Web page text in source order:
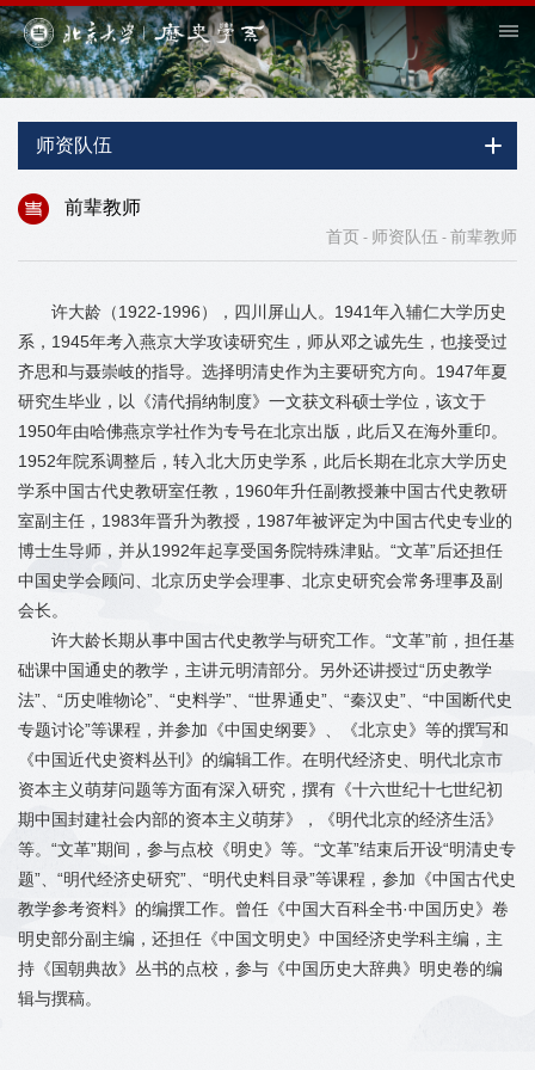
师资队伍
前辈教师
首页 - 师资队伍 - 前辈教师
许大龄（1922-1996），四川屏山人。1941年入辅仁大学历史
系，1945年考入燕京大学攻读研究生，师从邓之诚先生，也接受过
齐思和与聂崇岐的指导。选择明清史作为主要研究方向。1947年夏
研究生毕业，以《清代捐纳制度》一文获文科硕士学位，该文于
1950年由哈佛燕京学社作为专号在北京出版，此后又在海外重印。
1952年院系调整后，转入北大历史学系，此后长期在北京大学历史
学系中国古代史教研室任教，1960年升任副教授兼中国古代史教研
室副主任，1983年晋升为教授，1987年被评定为中国古代史专业的
博士生导师，并从1992年起享受国务院特殊津贴。“文革”后还担任
中国史学会顾问、北京历史学会理事、北京史研究会常务理事及副
会长。
许大龄长期从事中国古代史教学与研究工作。“文革”前，担任基
础课中国通史的教学，主讲元明清部分。另外还讲授过“历史教学
法”、“历史唯物论”、“史料学”、“世界通史”、“秦汉史”、“中国断代史
专题讨论”等课程，并参加《中国史纲要》、《北京史》等的撰写和
《中国近代史资料丛刊》的编辑工作。在明代经济史、明代北京市
资本主义萌芽问题等方面有深入研究，撰有《十六世纪十七世纪初
期中国封建社会内部的资本主义萌芽》，《明代北京的经济生活》
等。“文革”期间，参与点校《明史》等。“文革”结束后开设“明清史专
题”、“明代经济史研究”、“明代史料目录”等课程，参加《中国古代史
教学参考资料》的编撰工作。曾任《中国大百科全书·中国历史》卷
明史部分副主编，还担任《中国文明史》中国经济史学科主编，主
持《国朝典故》丛书的点校，参与《中国历史大辞典》明史卷的编
辑与撰稿。